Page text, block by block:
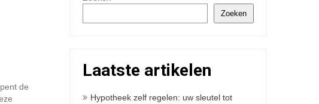
de
Zoeken
Laatste artikelen
Hypotheek zelf regelen: uw sleutel tot